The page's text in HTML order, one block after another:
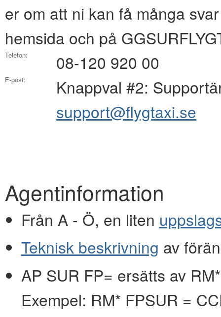
er om att ni kan få många
hemsida och på
Telefon:
08-120 920 00
Knappval #2:
E-post:
support@flygtaxi.se
Agentinformation
Från A - Ö, en liten
Teknisk beskrivning av
AP SUR FP= ersätts av
Exempel: RM* FPSUR =